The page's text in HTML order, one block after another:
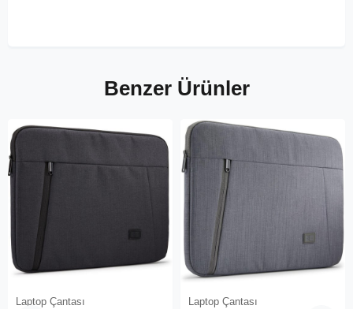
Benzer Ürünler
Laptop Çantası Laptop Çantası